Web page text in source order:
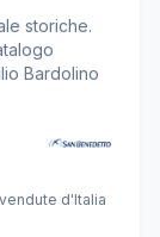
storiche.
Bardolino
d'Italia